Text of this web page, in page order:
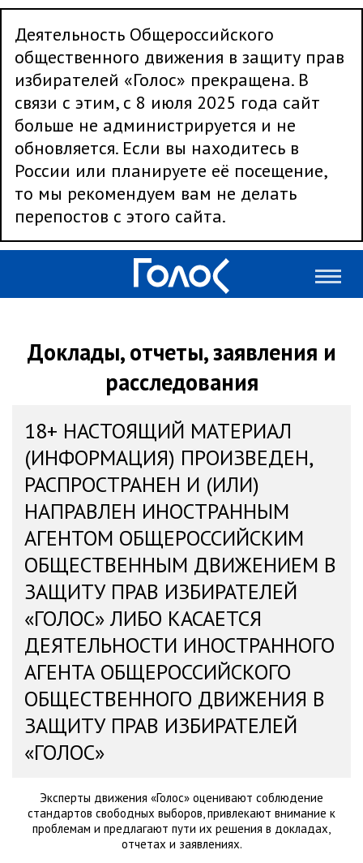
Деятельность Общероссийского
общественного движения в защиту прав
избирателей «Голос» прекращена. В
связи с этим, с 8 июля 2025 года сайт
больше не администрируется и не
обновляется. Если вы находитесь в
России или планируете её посещение,
то мы рекомендуем вам не делать
перепостов с этого сайта.
Доклады, отчеты, заявления и
расследования
18+ НАСТОЯЩИЙ МАТЕРИАЛ
(ИНФОРМАЦИЯ) ПРОИЗВЕДЕН,
РАСПРОСТРАНЕН И (ИЛИ)
НАПРАВЛЕН ИНОСТРАННЫМ
АГЕНТОМ ОБЩЕРОССИЙСКИМ
ОБЩЕСТВЕННЫМ ДВИЖЕНИЕМ В
ЗАЩИТУ ПРАВ ИЗБИРАТЕЛЕЙ
«ГОЛОС» ЛИБО КАСАЕТСЯ
ДЕЯТЕЛЬНОСТИ ИНОСТРАННОГО
АГЕНТА ОБЩЕРОССИЙСКОГО
ОБЩЕСТВЕННОГО ДВИЖЕНИЯ В
ЗАЩИТУ ПРАВ ИЗБИРАТЕЛЕЙ
«ГОЛОС»
Эксперты движения «Голос» оценивают соблюдение
стандартов свободных выборов, привлекают внимание к
проблемам и предлагают пути их решения в докладах,
отчетах и заявлениях.